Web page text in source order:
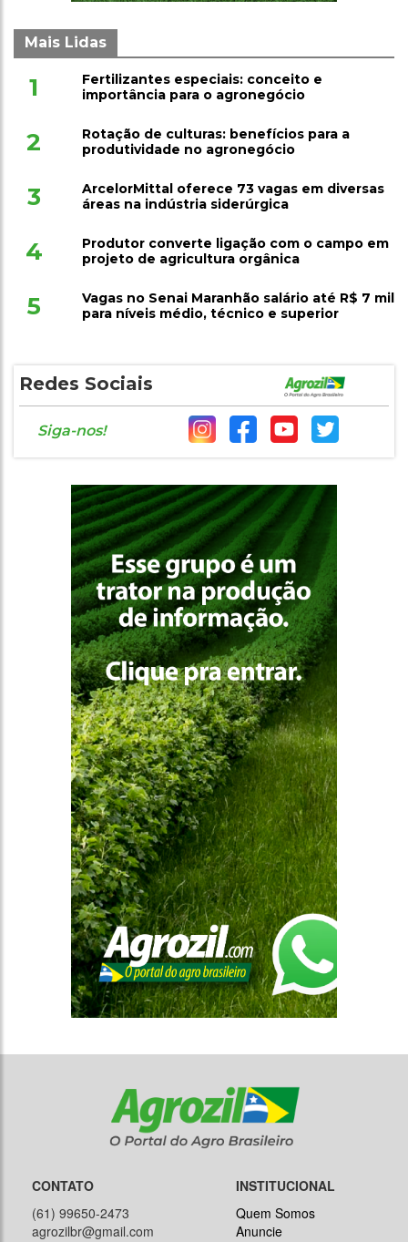
1
Fertilizantes especiais: conceito e
importância para o agronegócio
produtividade no agronegócio
áreas na indústria siderúrgica
projeto de agricultura orgânica
para níveis médio, técnico e superior
Redes Sociais
Siga-nos!
(61) 99650-2473
agrozilbr@gmail.com
Quem Somos
Anuncie